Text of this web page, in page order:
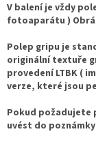
V balení je vždy
fotoaparátu )
Polep gripu je
originální textuře
provedení LTBK (
verze, které jsou
Pokud požadujete
uvést do poznámky